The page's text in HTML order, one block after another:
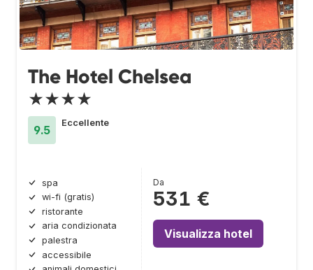
The Hotel Chelsea
★★★★
9.5
Eccellente
spa
wi-fi (gratis)
ristorante
aria condizionata
palestra
accessibile
Da
531 €
Visualizza hotel